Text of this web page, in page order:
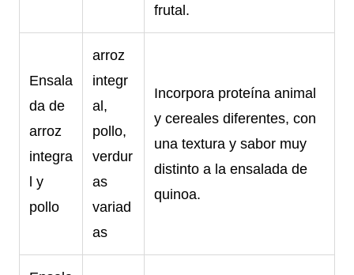
frutal.
Ensala
da de
arroz
integra
l y
pollo
arroz
integr
al,
pollo,
verdur
as
variad
as
Incorpora proteína animal
y cereales diferentes, con
una textura y sabor muy
distinto a la ensalada de
quinoa.